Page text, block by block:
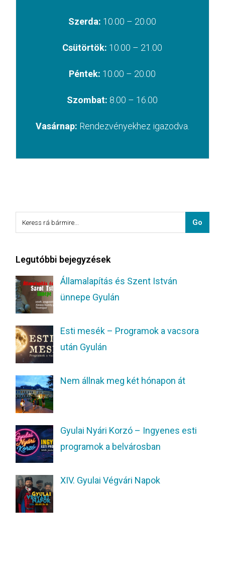
Szerda: 10.00 – 20.00
Csütörtök: 10.00 – 21.00
Péntek: 10.00 – 20.00
Szombat: 8.00 – 16.00
Vasárnap: Rendezvényekhez igazodva.
Legutóbbi bejegyzések
Államalapítás és Szent István
ünnepe Gyulán
Esti mesék – Programok a vacsora
után Gyulán
Nem állnak meg két hónapon át
Gyulai Nyári Korzó – Ingyenes esti
programok a belvárosban
XIV. Gyulai Végvári Napok